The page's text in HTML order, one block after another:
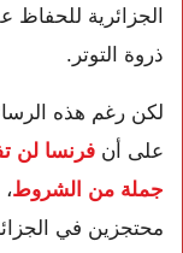
الجزائرية
ذروة التوتر.
لكن رغم هذه
على أن فرنسا لن
جملة من الشروط
محتجزين في